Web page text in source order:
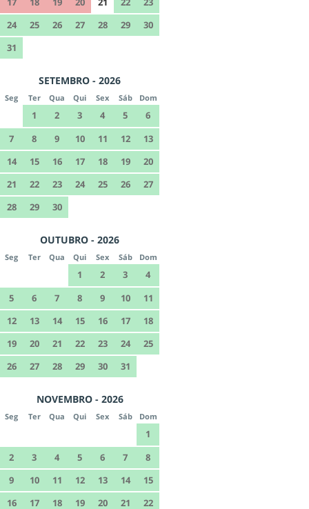
24
25 26 27 28 29
30
31
SETEMBRO - 2026
Seg Ter Qua Qui Sex Sáb Dom
1 2 3 4 5
6
7
8 9 10 11 12
13
14
15 16 17 18 19
20
21
22 23 24 25 26
27
28
29 30
OUTUBRO - 2026
Seg Ter Qua Qui Sex Sáb Dom
1 2 3
4
5
6 7 8 9 10
11
12
13 14 15 16 17
18
19
20 21 22 23 24
25
26
27 28 29 30 31
NOVEMBRO - 2026
Seg Ter Qua Qui Sex Sáb Dom
1
2
3 4 5 6 7
8
9
10 11 12 13 14
15
16
17 18 19 20 21
22